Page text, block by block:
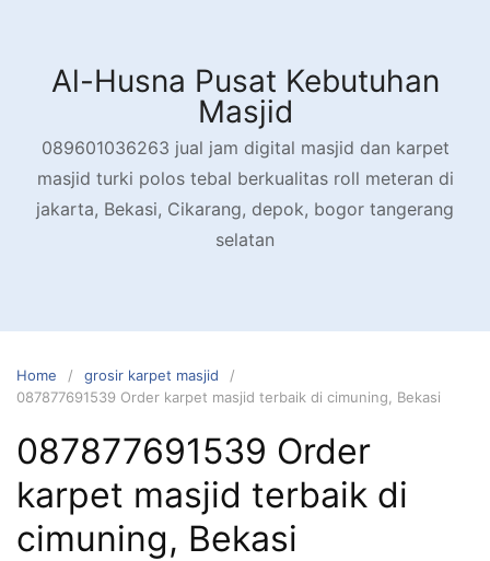
contentAl-Husna Pusat Kebutuhan
Masjid
089601036263 jual jam digital masjid dan karpet
masjid turki polos tebal berkualitas roll meteran di
jakarta, Bekasi, Cikarang, depok, bogor tangerang
selatan
Home
grosir karpet masjid
087877691539 Order karpet masjid terbaik di cimuning, Bekasi
087877691539 Order
karpet masjid terbaik di
cimuning, Bekasi